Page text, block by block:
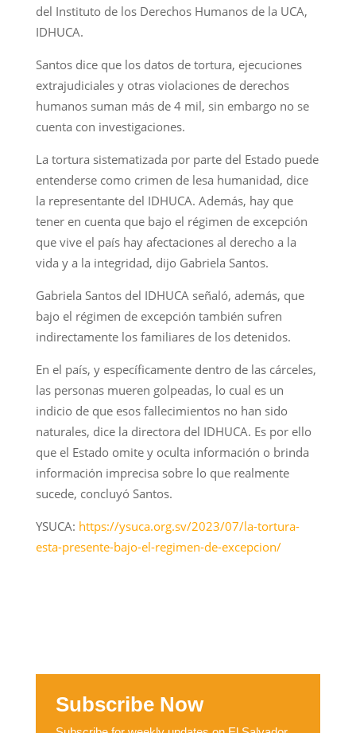
del Instituto de los Derechos Humanos de la UCA,
IDHUCA.
Santos dice que los datos de tortura, ejecuciones
extrajudiciales y otras violaciones de derechos
humanos suman más de 4 mil, sin embargo no se
cuenta con investigaciones.
La tortura sistematizada por parte del Estado puede
entenderse como crimen de lesa humanidad, dice
la representante del IDHUCA. Además, hay que
tener en cuenta que bajo el régimen de excepción
que vive el país hay afectaciones al derecho a la
vida y a la integridad, dijo Gabriela Santos.
Gabriela Santos del IDHUCA señaló, además, que
bajo el régimen de excepción también sufren
indirectamente los familiares de los detenidos.
En el país, y específicamente dentro de las cárceles,
las personas mueren golpeadas, lo cual es un
indicio de que esos fallecimientos no han sido
naturales, dice la directora del IDHUCA. Es por ello
que el Estado omite y oculta información o brinda
información imprecisa sobre lo que realmente
sucede, concluyó Santos.
YSUCA: https://ysuca.org.sv/2023/07/la-tortura-
esta-presente-bajo-el-regimen-de-excepcion/
Subscribe Now